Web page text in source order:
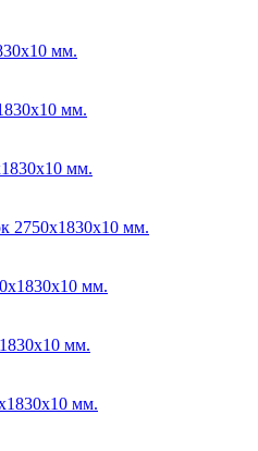
мм.
мм.
мм.
2750х1830х10 мм.
мм.
мм.
мм.